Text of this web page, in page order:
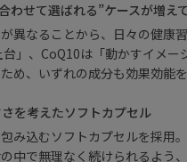
わせて選ばれる”ケースが増え
異なることから、日々の健康
」、CoQ10は「動かすイメー
め、いずれの成分も効果効能
を考えたソフトカプセル
み込むソフトカプセルを採用。
中で無理なく続けられるよう